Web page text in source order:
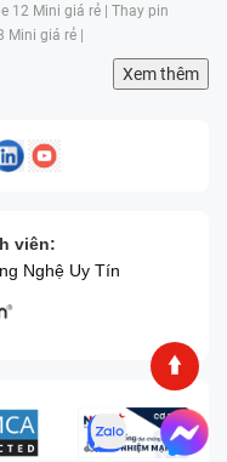
12 Mini giá rẻ | Thay pin
Mini giá rẻ |
Xem thêm
viên:
Nghệ Uy Tín